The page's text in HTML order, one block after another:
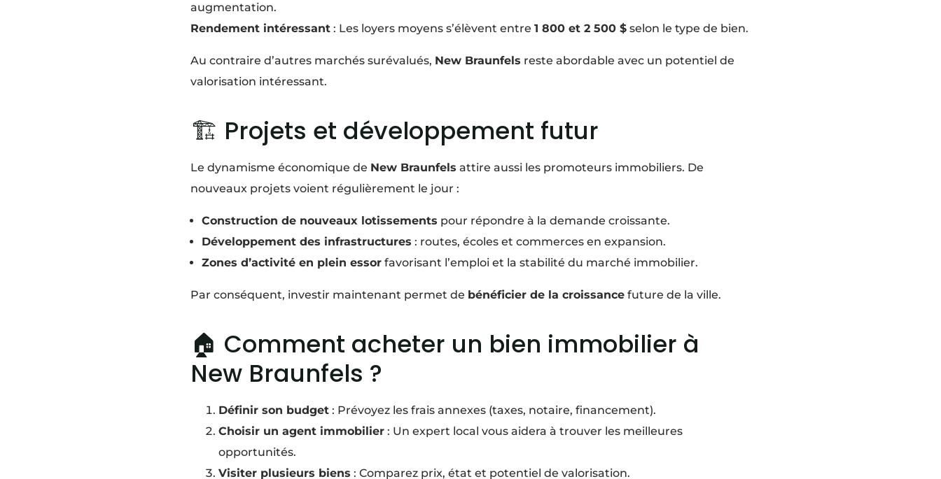
augmentation.
Rendement intéressant: Les loyers moyens s’élèvent entre 1 800 et 2 500 $selon le type de bien.
Au contraire d’autres marchés surévalués, New Braunfels reste abordable avec un potentiel de
valorisation intéressant.
🏗️ Projets et développement futur
Le dynamisme économique de New Braunfels attire aussi les promoteurs immobiliers. De
nouveaux projets voient régulièrement le jour :
Construction de nouveaux lotissements pour répondre à la demande croissante.
Développement des infrastructures : routes, écoles et commerces en expansion.
Zones d’activité en plein essorfavorisant l’emploi et la stabilité du marché immobilier.
Par conséquent, investir maintenant permet de bénéficier de la croissancefuture de la ville.
🏠 Comment acheter un bien immobilier à
New Braunfels ?
Définir son budget: Prévoyez les frais annexes (taxes, notaire, financement).
Choisir un agent immobilier: Un expert local vous aidera à trouver les meilleures
opportunités.
Visiter plusieurs biens : Comparez prix, état et potentiel de valorisation.